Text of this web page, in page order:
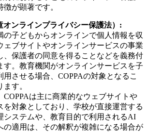
が顕著です。
オンラインプライバシー保護法）:
の子どもからオンラインで個人情報を収
ェブサイトやオンラインサービスの事業
、保護者の同意を得ることなどを義務付
す。教育機関がオンラインサービスを子
用させる場合、COPPAの対象となるこ
ます。
COPPAは主に商業的なウェブサイトや
を対象としており、学校が直接運営する
システムや、教育目的で利用されるAI
の適用は、その解釈が複雑になる場合が